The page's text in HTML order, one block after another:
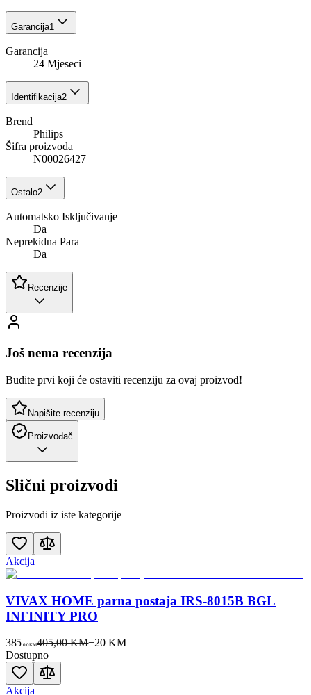
Garancija1
Garancija
24 Mjeseci
Identifikacija2
Brend
Philips
Šifra proizvoda
N00026427
Ostalo2
Automatsko Isključivanje
Da
Neprekidna Para
Da
Recenzije
Još nema recenzija
Budite prvi koji će ostaviti recenziju za ovaj proizvod!
Napišite recenziju
Proizvođač
Slični proizvodi
Proizvodi iz iste kategorije
Akcija
VIVAX HOME parna postaja IRS-8015B BGL
INFINITY PRO
385 00KM405,00 KM−20 KM
Dostupno
Akcija